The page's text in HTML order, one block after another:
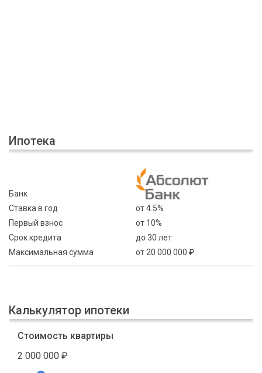
Ипотека
Банк
Ставка в год
от 4.5%
Первый взнос
от 10%
Срок кредита
до 30 лет
Максимальная сумма
от 20 000 000 ₽
Калькулятор ипотеки
Стоимость квартиры
2 000 000 ₽